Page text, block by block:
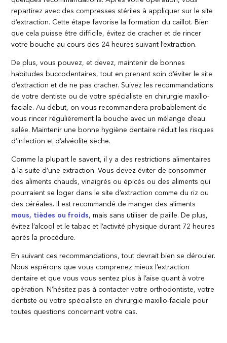
repartirez avec des compresses stériles à appliquer sur le site
d’extraction. Cette étape favorise la formation du caillot. Bien
que cela puisse être difficile, évitez de cracher et de rincer
votre bouche au cours des 24 heures suivant l’extraction.
De plus, vous pouvez, et devez, maintenir de bonnes
habitudes buccodentaires, tout en prenant soin d’éviter le site
d’extraction et de ne pas cracher. Suivez les recommandations
de votre dentiste ou de votre spécialiste en chirurgie maxillo-
faciale. Au début, on vous recommandera probablement de
vous rincer régulièrement la bouche avec un mélange d’eau
salée. Maintenir une bonne hygiène dentaire réduit les risques
d’infection et d’alvéolite sèche.
Comme la plupart le savent, il y a des restrictions alimentaires
à la suite d’une extraction. Vous devez éviter de consommer
des aliments chauds, vinaigrés ou épicés ou des aliments qui
pourraient se loger dans le site d’extraction comme du riz ou
des céréales. Il est recommandé de manger des aliments
mous, tièdes ou froids, mais sans utiliser de paille. De plus,
évitez l’alcool et le tabac et l’activité physique durant 72 heures
après la procédure.
En suivant ces recommandations, tout devrait bien se dérouler.
Nous espérons que vous comprenez mieux l’extraction
dentaire et que vous vous sentez plus à l’aise quant à votre
opération. N’hésitez pas à contacter votre orthodontiste, votre
dentiste ou votre spécialiste en chirurgie maxillo-faciale pour
toutes questions concernant votre cas.